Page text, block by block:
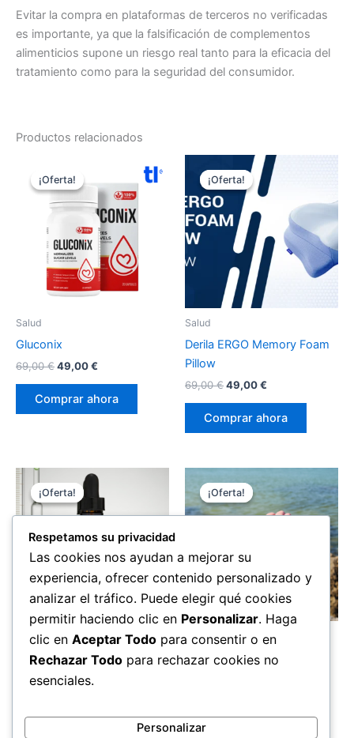
Evitar la compra en plataformas de terceros no verificadas
es importante, ya que la falsificación de complementos
alimenticios supone un riesgo real tanto para la eficacia del
tratamiento como para la seguridad del consumidor.
Productos relacionados
¡Oferta!
¡Oferta!
Salud
Gluconix
69,00€El
original
era:
49,00€
es:
Comprar ahora
¡Oferta!
¡Oferta!
Salud
Derila ERGO Memory Foam
Pillow
69,00€El
original
era:
49,00€
es:
Comprar ahora
¡Oferta!
¡Oferta!
Salud
Chlorophyll Drops
69,00€El
era:
49,00
es:
49,00 €.
¡Oferta!
¡Oferta!
Salud
Hume Health Wrist Band
era:
es:
Respetamos su privacidad
Las cookies nos ayudan a mejorar su
experiencia, ofrecer contenido personalizado y
analizar el tráfico. Puede elegir qué cookies
permitir haciendo clic en Personalizar. Haga
clic en Aceptar Todo para consentir o en
Rechazar Todo para rechazar cookies no
esenciales.
Personalizar